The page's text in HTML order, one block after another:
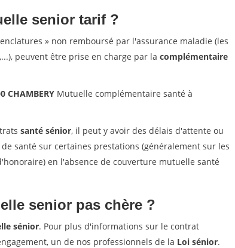
senior tarif ?
» non remboursé par l'assurance maladie (les
peuvent être prise en charge par la complémentaire
CHAMBERY Mutuelle complémentaire santé à
santé sénior, il peut y avoir des délais d'attente ou
santé sur certaines prestations (généralement sur les
en l'absence de couverture mutuelle santé
senior pas chère ?
sénior. Pour plus d'informations sur le contrat
un de nos professionnels de la Loi sénior.